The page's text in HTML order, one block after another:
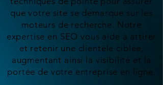
que votre site se démarque sur les
moteurs de recherche. Notre
expertise en SEO vous aide à attirer
et retenir une clientèle ciblée,
augmentant ainsi la visibilité et la
portée de votre entreprise en ligne.